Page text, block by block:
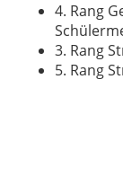
4. Rang
3. Rang
5. Rang